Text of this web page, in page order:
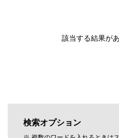
該当する結果が
検索オプション